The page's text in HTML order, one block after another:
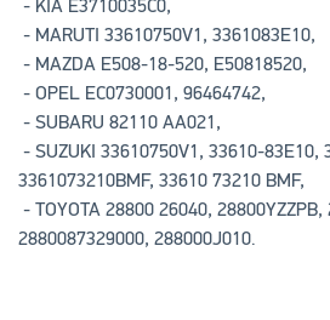
- KIA E3710035C0,
- MARUTI 33610750V1, 3361083E10,
- MAZDA E508-18-520, E50818520,
- OPEL EC0730001, 96464742,
- SUBARU 82110 AA021,
- SUZUKI 33610750V1, 33610-83E10,
3361073210BMF, 33610 73210 BMF,
- TOYOTA 28800 26040, 28800YZZPB,
2880087329000, 288000J010.